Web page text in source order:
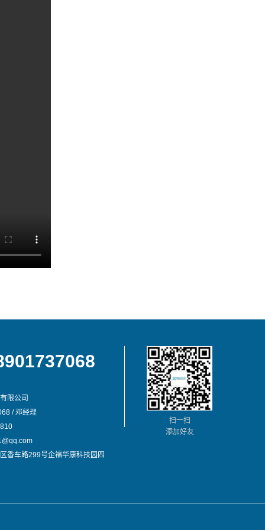
扫一扫
添加好友
限公司
/ 邓经理
香车路299号企福华康科技园四